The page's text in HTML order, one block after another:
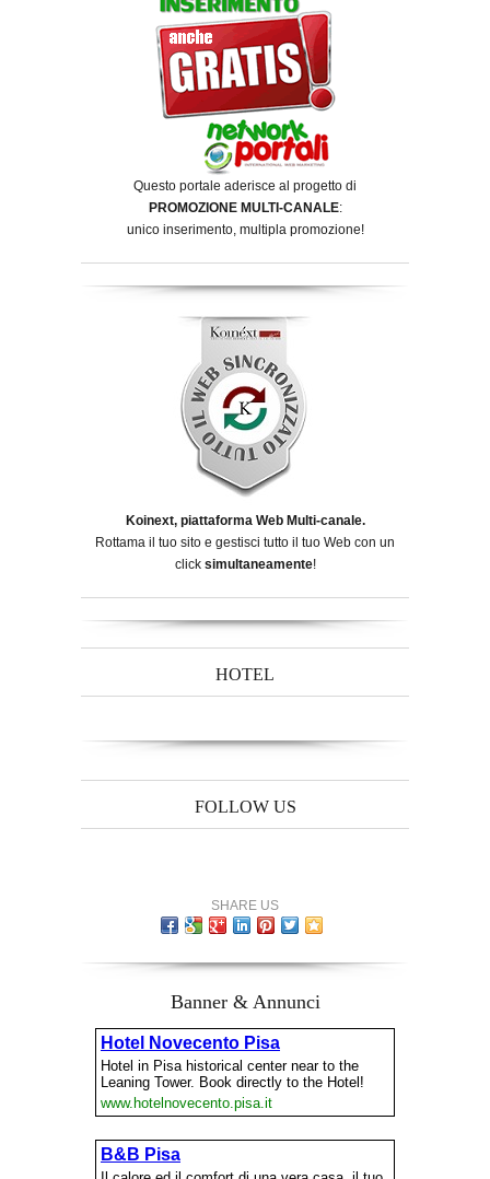
Questo portale aderisce al progetto di
PROMOZIONE MULTI-CANALE:
unico inserimento, multipla promozione!
Koinext, piattaforma Web Multi-canale.
Rottama il tuo sito e gestisci tutto il tuo Web con un
click simultaneamente!
HOTEL
FOLLOW US
SHARE US
Banner & Annunci